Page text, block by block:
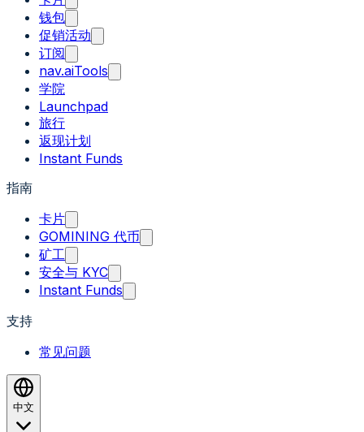
钱包
促销活动
订阅
nav.aiTools
学院
Launchpad
旅行
返现计划
Instant Funds
指南
卡片
GOMINING 代币
矿工
安全与 KYC
Instant Funds
支持
常见问题
中文